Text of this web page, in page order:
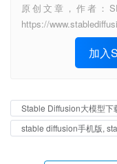
原创文章，作者：
https://
加入
Stable Diffusion大模型下
stable diffusion手机版,